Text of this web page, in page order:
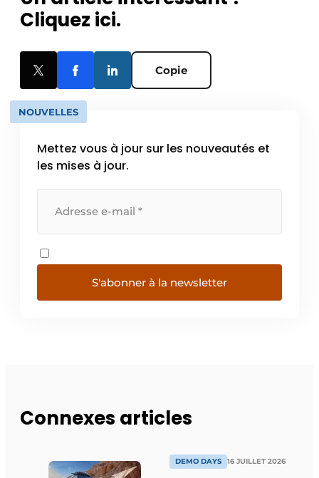
Cliquez ici.
Copie
NOUVELLES
Mettez vous à jour sur les nouveautés et
les mises à jour.
S'abonner à la newsletter
Connexes articles
DEMO DAYS 16 JUILLET 2026